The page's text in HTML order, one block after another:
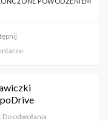
Do odwołania